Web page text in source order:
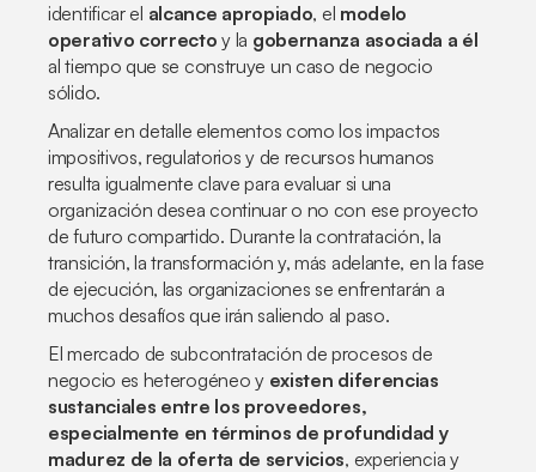
identificar el alcance apropiado, el modelo
operativo correcto y la gobernanza asociada a él
al tiempo que se construye un caso de negocio
sólido.
Analizar en detalle elementos como los impactos
impositivos, regulatorios y de recursos humanos
resulta igualmente clave para evaluar si una
organización desea continuar o no con ese proyecto
de futuro compartido. Durante la contratación, la
transición, la transformación y, más adelante, en la fase
de ejecución, las organizaciones se enfrentarán a
muchos desafíos que irán saliendo al paso.
El mercado de subcontratación de procesos de
negocio es heterogéneo y existen diferencias
sustanciales entre los proveedores,
especialmente en términos de profundidad y
madurez de la oferta de servicios, experiencia y